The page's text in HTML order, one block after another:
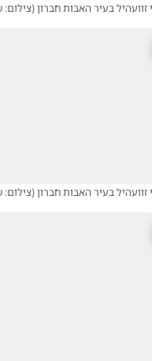
זוועהיל בעיר האבות חברון(צילום:
זוועהיל בעיר האבות חברון(צילום: